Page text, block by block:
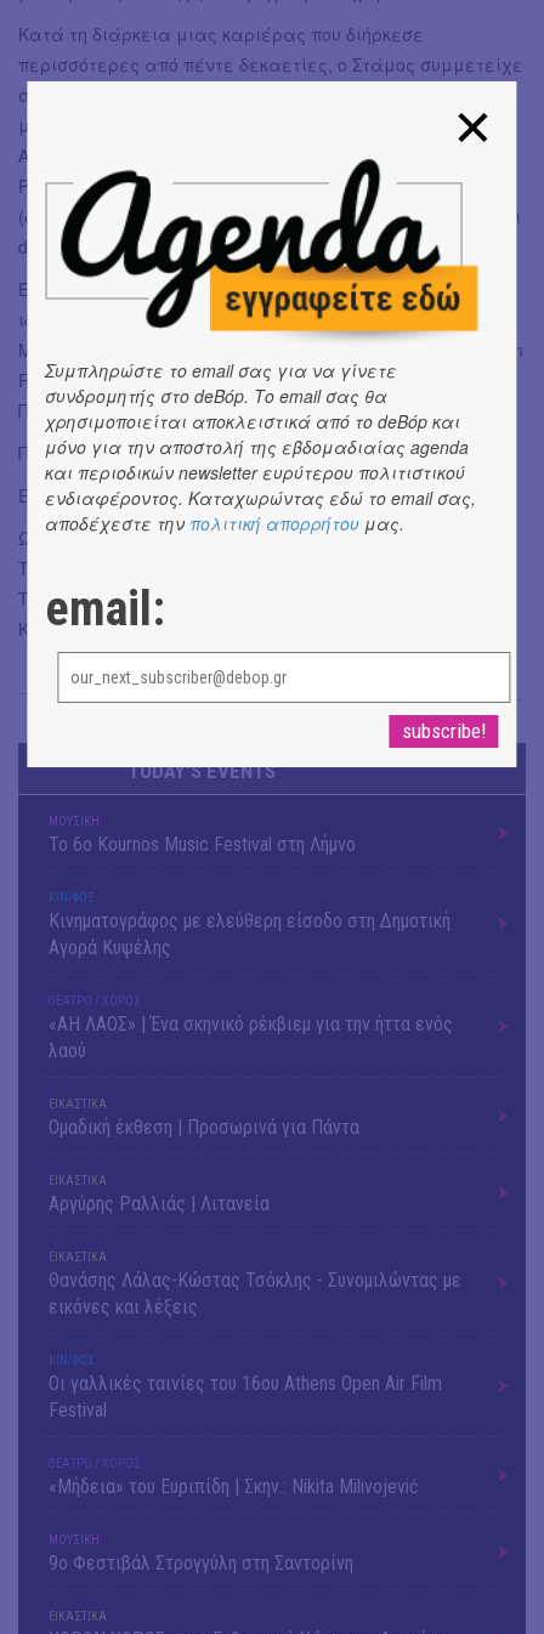
Κατά τη διάρκεια μιας καριέρας που διήρκεσε
περισσότερες από πέντε δεκαετίες, ο Στάμος συμμετείχε
σε ορισμένες από τις σημαντικότερες εκθέσεις της
μεταπολεμικής τέχνης, μεταξύ των οποίων Younger
American Painters (Guggenheim, 1954), The New American
Painting as Shown in Eight European Countries 1958-1959
(διοργάνωση MoMA, παρουσιάστηκε στο MoMA το 1959) και
documenta II (Κάσελ, 1959).
Έργα του βρίσκονται σήμερα σε σημαντικές δημόσιες και
ιδιωτικές συλλογές, μεταξύ των οποίων το Museum of
Modern Art, το Whitney Museum of American Art και το Solomon
R. Guggenheim Museum στη Νέα Υόρκη, καθώς και η Εθνική
Πινακοθήκη στην Αθήνα.
Πληροφορίες:
Εγκαίνια έκθεσης: Πέμπτη, 11 Ιουνίου 2026 στις 19:00
Ώρες λειτουργίας:
Τρίτη, Πέμπτη, Παρασκευή: 11:00-20:00
Τετάρτη, Σάββατο: 11:00-16:00
Κυριακή, Δευτέρα: κλειστά
TODAY'S EVENTS
ΜΟΥΣΙΚΗ
Το 6ο Kournos Music Festival στη Λήμνο
ΚΙΝ/ΦΟΣ
Κινηματογράφος με ελεύθερη είσοδο στη Δημοτική
Αγορά Κυψέλης
ΘΕΑΤΡΟ / ΧΟΡΟΣ
«ΑΗ ΛΑΟΣ» | Ένα σκηνικό ρέκβιεμ για την ήττα ενός
λαού
ΕΙΚΑΣΤΙΚΑ
Ομαδική έκθεση | Προσωρινά για Πάντα
ΕΙΚΑΣΤΙΚΑ
Αργύρης Ραλλιάς | Λιτανεία
ΕΙΚΑΣΤΙΚΑ
Θανάσης Λάλας-Κώστας Τσόκλης - Συνομιλώντας με
εικόνες και λέξεις
ΚΙΝ/ΦΟΣ
Οι γαλλικές ταινίες του 16ου Athens Open Air Film
Festival
ΘΕΑΤΡΟ / ΧΟΡΟΣ
«Μήδεια» του Ευριπίδη | Σκην.: Nikita Milivojević
ΜΟΥΣΙΚΗ
9o Φεστιβάλ Στρογγύλη στη Σαντορίνη
ΕΙΚΑΣΤΙΚΑ
Συμπληρώστε το email σας για να γίνετε
συνδρομητής στο deBόp. Το email σας θα
χρησιμοποιείται αποκλειστικά από το deBόp και
μόνο για την αποστολή της εβδομαδιαίας agenda
και περιοδικών newsletter ευρύτερου πολιτιστικού
ενδιαφέροντος. Καταχωρώντας εδώ το email σας,
αποδέχεστε την πολιτική απορρήτου μας.
email: